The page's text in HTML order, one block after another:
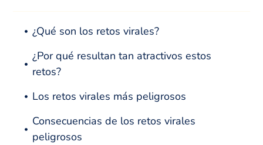
¿Qué son los retos virales?
¿Por qué resultan tan atractivos estos
retos?
Los retos virales más peligrosos
Consecuencias de los retos virales
peligrosos